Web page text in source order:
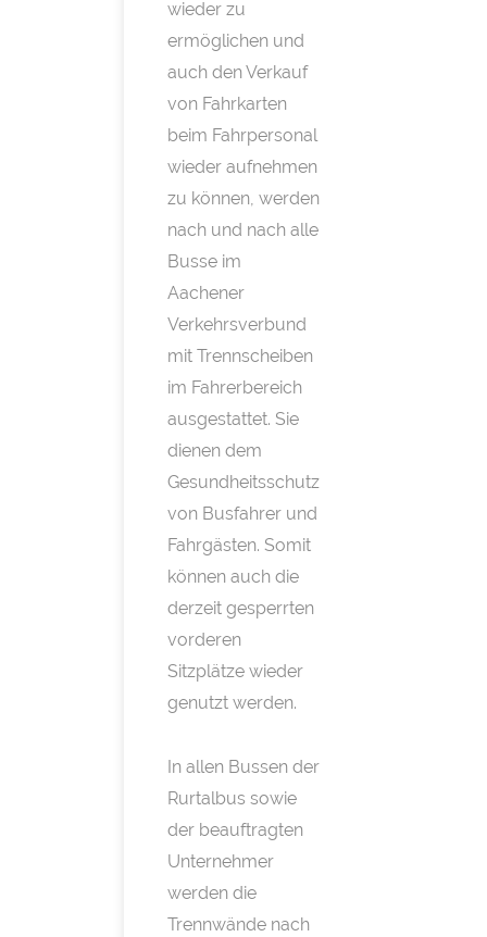
wieder zu
ermöglichen und
auch den Verkauf
von Fahrkarten
beim Fahrpersonal
wieder aufnehmen
zu können, werden
nach und nach alle
Busse im
Aachener
Verkehrsverbund
mit Trennscheiben
im Fahrerbereich
ausgestattet. Sie
dienen dem
Gesundheitsschutz
von Busfahrer und
Fahrgästen. Somit
können auch die
derzeit gesperrten
vorderen
Sitzplätze wieder
genutzt werden.
In allen Bussen der
Rurtalbus sowie
der beauftragten
Unternehmer
werden die
Trennwände nach